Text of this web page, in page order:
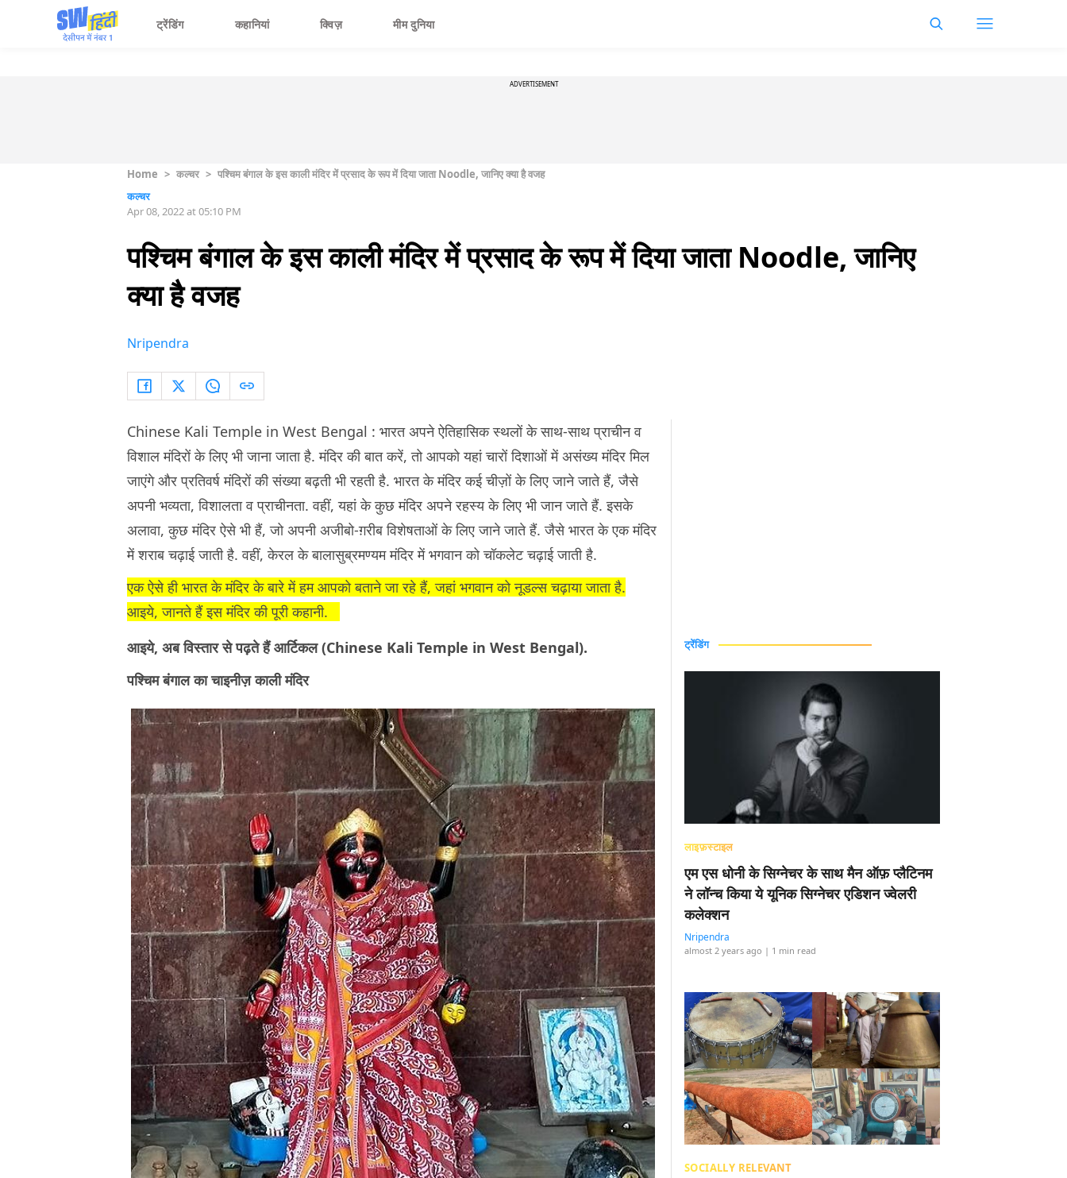
ट्रेंडिंग कहानियां क्विज़ मीम दुनिया
ADVERTISEMENT
Home > कल्चर > पश्चिम बंगाल के इस काली मंदिर में प्रसाद के रूप में दिया जाता Noodle, जानिए क्या है वजह
कल्चर
Apr 08, 2022 at 05:10 PM
पश्चिम बंगाल के इस काली मंदिर में प्रसाद के रूप में दिया जाता Noodle, जानिए
क्या है वजह
Nripendra
Chinese Kali Temple in West Bengal : भारत अपने ऐतिहासिक स्थलों के साथ-साथ प्राचीन व
विशाल मंदिरों के लिए भी जाना जाता है. मंदिर की बात करें, तो आपको यहां चारों दिशाओं में असंख्य मंदिर मिल
जाएंगे और प्रतिवर्ष मंदिरों की संख्या बढ़ती भी रहती है. भारत के मंदिर कई चीज़ों के लिए जाने जाते हैं, जैसे
अपनी भव्यता, विशालता व प्राचीनता. वहीं, यहां के कुछ मंदिर अपने रहस्य के लिए भी जान जाते हैं. इसके
अलावा, कुछ मंदिर ऐसे भी हैं, जो अपनी अजीबो-ग़रीब विशेषताओं के लिए जाने जाते हैं. जैसे भारत के एक मंदिर
में शराब चढ़ाई जाती है. वहीं, केरल के बालासुब्रमण्यम मंदिर में भगवान को चॉकलेट चढ़ाई जाती है.
एक ऐसे ही भारत के मंदिर के बारे में हम आपको बताने जा रहे हैं, जहां भगवान को नूडल्स चढ़ाया जाता है.
आइये, जानते हैं इस मंदिर की पूरी कहानी.
आइये, अब विस्तार से पढ़ते हैं आर्टिकल (Chinese Kali Temple in West Bengal).
पश्चिम बंगाल का चाइनीज़ काली मंदिर
ट्रेंडिंग
लाइफ़स्टाइल
एम एस धोनी के सिग्नेचर के साथ मैन ऑफ़ प्लैटिनम
ने लॉन्च किया ये यूनिक सिग्नेचर एडिशन ज्वेलरी
कलेक्शन
Nripendra
almost 2 years ago | 1 min read
SOCIALLY RELEVANT